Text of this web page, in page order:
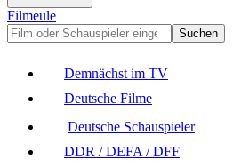
Filmeule
Suchen
Demnächst im TV
Deutsche Filme
Deutsche Schauspieler
DDR / DEFA / DFF